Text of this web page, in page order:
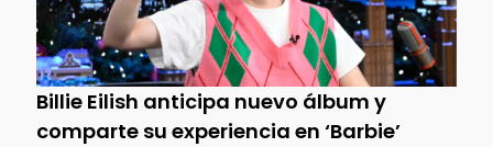
Billie Eilish anticipa nuevo álbum y
comparte su experiencia en ‘Barbie’